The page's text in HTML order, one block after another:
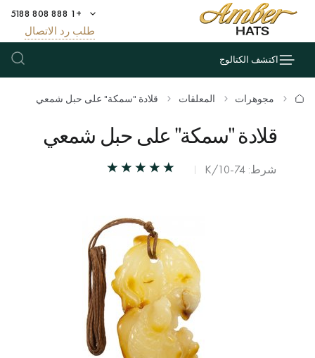
+1 888 808 5188
طلب رد الاتصال
اكتشف الكتالوج
مجوهرات المعلقات قلادة "سمكة" على حبل شمعي
قلادة "سمكة" على حبل شمعي
شرط: К/10-74